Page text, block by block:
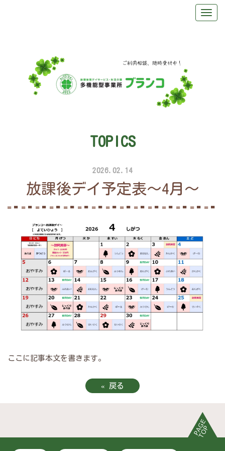
TOPICS
2026.02.14
放課後デイ予定表～4月～
ここに記事本文を書きます。
« 戻る